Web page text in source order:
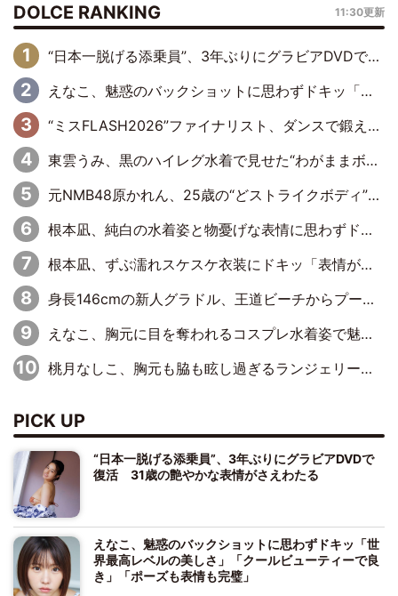
DOLCE RANKING 11:30更新
“日本一脱げる添乗員”、3年ぶりにグラビアDVDで復活 31歳の艶やかな表情がさえわたる
えなこ、魅惑のバックショットに思わずドキッ「世界最高レベルの美しさ」「クールビューティーで良き」「ポーズも表情も完璧」
“ミスFLASH2026”ファイナリスト、ダンスで鍛え上げた健康的な美ボディー披露
東雲うみ、黒のハイレグ水着で見せた“わがままボディ”がたまらない「うみちゃんカワイイ」「全てがステキな女神さま」「魅力的です」
元NMB48原かれん、25歳の“どストライクボディ”をバリで解禁 169cmモデル体形で挑む初の本格グラビア
根本凪、純白の水着姿と物憂げな表情に思わずドキドキ…「ステキなお写真」「透明感がスゴい」
根本凪、ずぶ濡れスケスケ衣装にドキッ「表情が良過ぎる」「ねもちゃんの眼差しにドキドキが止まらない」
身長146cmの新人グラドル、王道ビーチからプールサイドそしてゴールドビキニまで…DVDデビュー作で躍動
えなこ、胸元に目を奪われるコスプレ水着姿で魅了「群を抜く美しさと華やかさ」「えなこりんの千咲は破壊力がスゴい」
桃月なしこ、胸元も脇も眩し過ぎるランジェリー＆ビキニ姿を披露「なしこたそ最強」「セクシーでゴージャスで大きなボリューム」
PICK UP
“日本一脱げる添乗員”、3年ぶりにグラビアDVDで
復活 31歳の艶やかな表情がさえわたる
えなこ、魅惑のバックショットに思わずドキッ「世
界最高レベルの美しさ」「クールビューティーで良
き」「ポーズも表情も完璧」